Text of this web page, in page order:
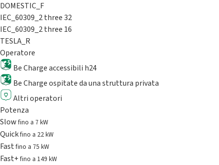
DOMESTIC_F
IEC_60309_2 three 32
IEC_60309_2 three 16
TESLA_R
Operatore
Be Charge accessibili h24
Be Charge ospitate da una struttura privata
Altri operatori
Potenza
Slowfino a 7 kW
Quickfino a 22 kW
Fastfino a 75 kW
Fast+fino a 149 kW